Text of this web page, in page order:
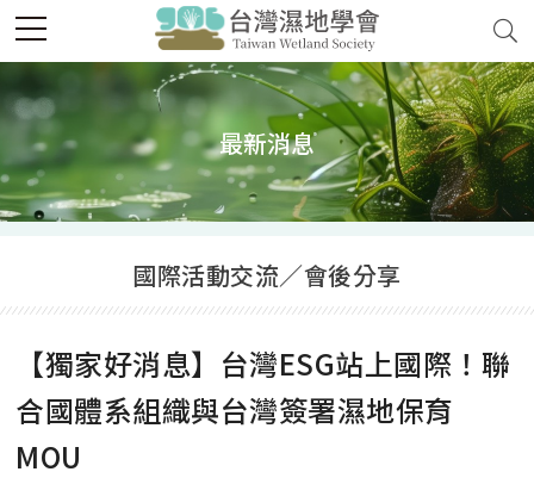
最新消息
國際活動交流／會後分享
【獨家好消息】台灣ESG站上國際！聯
合國體系組織與台灣簽署濕地保育
MOU